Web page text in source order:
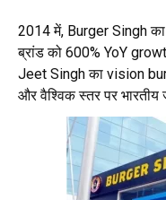
2014 में, Burger Singh
ब्रांड को 600% YoY
Jeet Singh का vision
और वैश्विक स्तर पर